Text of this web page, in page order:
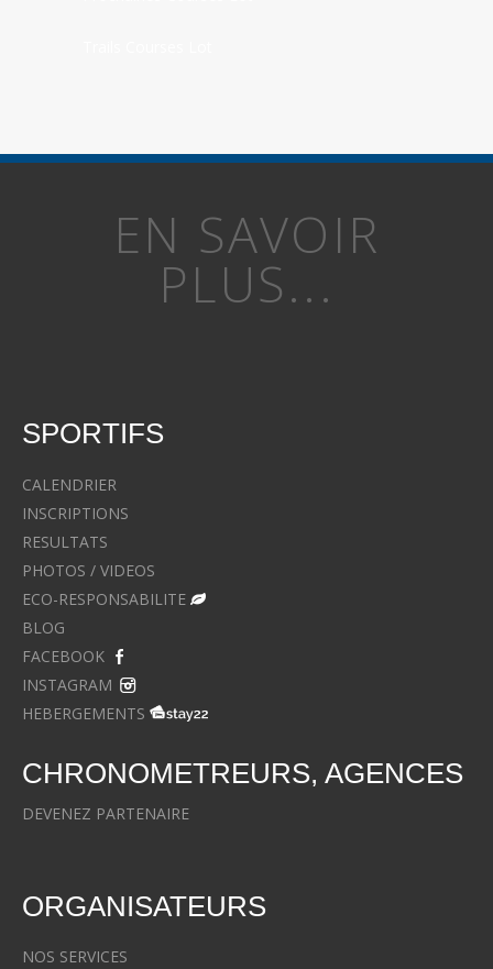
EN SAVOIR
PLUS...
SPORTIFS
CALENDRIER
INSCRIPTIONS
RESULTATS
PHOTOS / VIDEOS
ECO-RESPONSABILITE
BLOG
FACEBOOK
INSTAGRAM
HEBERGEMENTS
CHRONOMETREURS, AGENCES
DEVENEZ PARTENAIRE
ORGANISATEURS
NOS SERVICES